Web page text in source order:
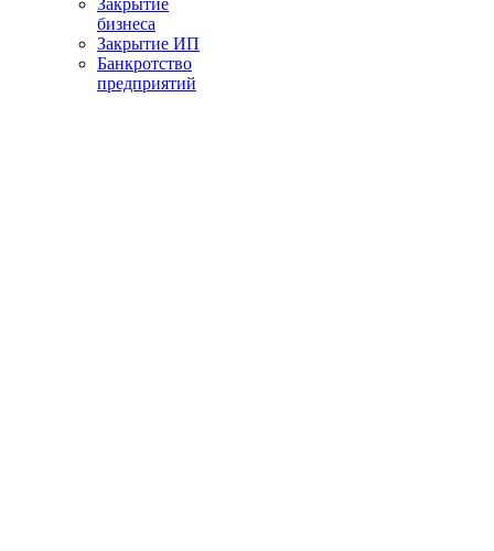
Закрытие
бизнеса
Закрытие ИП
Банкротство
предприятий